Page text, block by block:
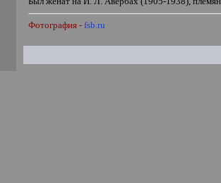
Фотография - fsb.ru